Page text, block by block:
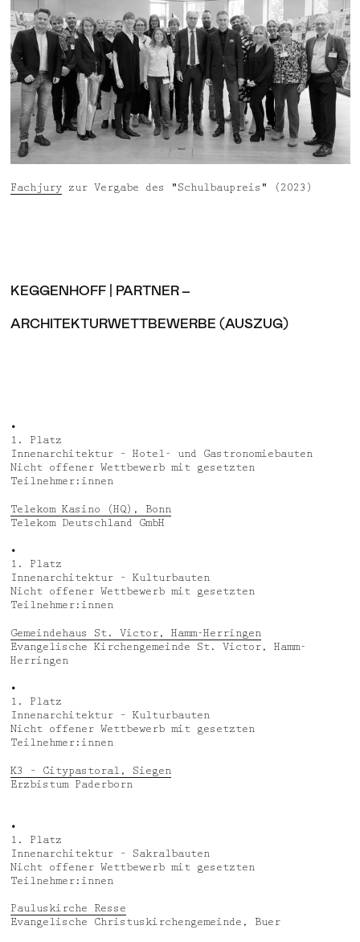
Fachjuryzur Vergabe des "Schulbaupreis" (2023)
KEGGENHOFF | PARTNER –
ARCHITEKTURWETTBEWERBE (AUSZUG)
•
1. Platz
Innenarchitektur – Hotel- und Gastronomiebauten
Nicht offener Wettbewerb mit gesetzten
Teilnehmer:innen
Telekom Kasino (HQ), Bonn
Telekom Deutschland GmbH
•
1. Platz
Innenarchitektur – Kulturbauten
Nicht offener Wettbewerb mit gesetzten
Teilnehmer:innen
Gemeindehaus St. Victor, Hamm-Herringen
Evangelische Kirchengemeinde St. Victor, Hamm-
Herringen
•
1. Platz
Innenarchitektur – Kulturbauten
Nicht offener Wettbewerb mit gesetzten
Teilnehmer:innen
K3 – Citypastoral, Siegen
Erzbistum Paderborn
•
1. Platz
Innenarchitektur – Sakralbauten
Nicht offener Wettbewerb mit gesetzten
Teilnehmer:innen
Pauluskirche Resse
Evangelische Christuskirchengemeinde, Buer